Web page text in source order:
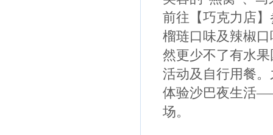
前往【巧克力店
榴琏口味及辣椒
然更少不了有水
活动及自行用餐
体验沙巴夜生活
场。